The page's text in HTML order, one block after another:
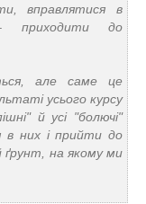
вправлятися в
приходити до
але саме це
усього курсу
й усі "болючі"
в них і прийти до
ґрунт, на якому ми